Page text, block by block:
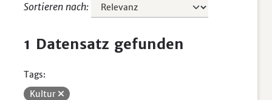
Sortieren nach
1 Datensatz gefunden
Tags:
Kultur